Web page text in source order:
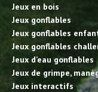
Jeux en bois
Jeux gonflables
Jeux gonflables
Jeux gonflables
Jeux d’eau gonflables
Jeux de grimpe,
Jeux interactifs